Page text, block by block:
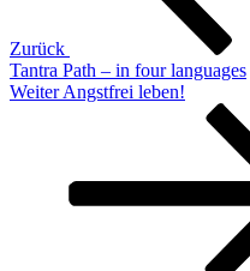
Zurück
Tantra Path – in four languages
Nächster
Weiter Angstfrei leben!